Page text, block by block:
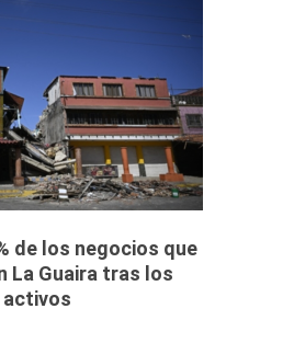
de los negocios que
La Guaira tras los